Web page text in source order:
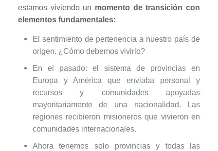
estamos viviendo un momento de transición con
elementos fundamentales:
El sentimiento de pertenencia a nuestro país de
origen. ¿Cómo debemos vivirlo?
En el pasado: el sistema de provincias en
Europa y América que enviaba personal y
recursos y comunidades apoyadas
mayoritariamente de una nacionalidad. Las
regiones recibieron misioneros que vivieron en
comunidades internacionales.
Ahora tenemos solo provincias y todas las